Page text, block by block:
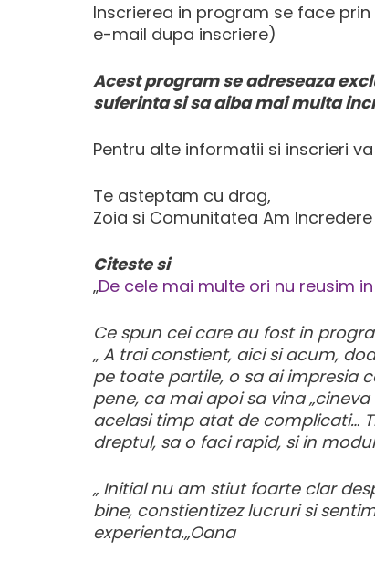
Inscrierea in program se face
e-mail dupa inscriere)
Acest program se adreseaza
suferinta si sa aiba mai multa
Pentru alte informatii si inscrieri
Te asteptam cu drag,
Zoia si Comunitatea Am Incredere
Citeste si
„De cele mai multe ori nu reusim
Ce spun cei care au fost in
„ A trai constient, aici si acum,
pe toate partile, o sa ai impresia
pene, ca mai apoi sa vina
acelasi timp atat de complicati…
dreptul, sa o faci rapid, si in
„ Initial nu am stiut foarte clar
bine, constientizez lucruri si
experienta.„Oana